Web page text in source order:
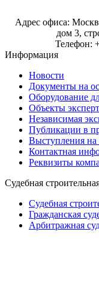
Адрес офиса:
дом 3,
Телефон:
Информация
Новости
Документы на
Оборудование
Объекты
Независимая
Публикации в
Выступления на
Контактная
Реквизиты
Судебная
Судебная
Гражданская
Арбитражная